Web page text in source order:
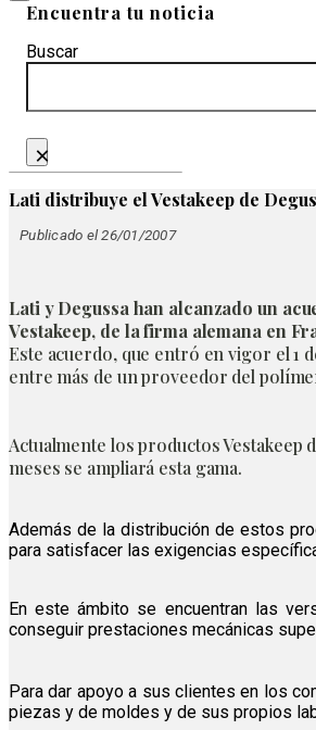
Encuentra tu noticia
Buscar
×
Lati distribuye el Vestakeep de
Publicado el 26/01/2007
Lati y Degussa han alcanzado un
Vestakeep, de la firma alemana en
Este acuerdo, que entró en vigor el
entre más de un proveedor del
Actualmente los productos
meses se ampliará esta gama.
Además de la distribución de estos
para satisfacer las exigencias
En este ámbito se encuentran las
conseguir prestaciones mecánicas
Para dar apoyo a sus clientes en los
piezas y de moldes y de sus propios